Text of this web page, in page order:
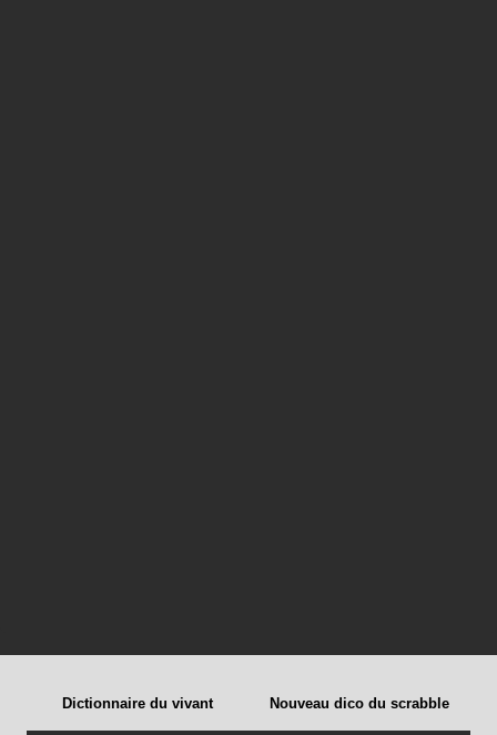
Dictionnaire du vivant Nouveau dico du scrabble